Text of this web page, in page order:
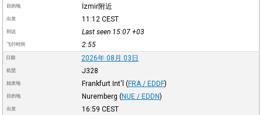
目的地 İzmir附近
出发 11:12 CEST
到达 Last seen 15:07 +03
飞行时间 2:55
日期 2026年 08月 03日
机型 J328
始发地 Frankfurt Int'l (FRA / EDDF)
目的地 Nuremberg (NUE / EDDN)
出发 16:59 CEST